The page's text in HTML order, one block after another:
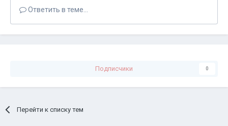
Ответить в теме...
Подписчики 0
Перейти к списку тем